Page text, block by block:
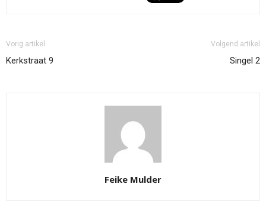
Vorig artikel
Kerkstraat 9
Volgend artikel
Singel 2
Feike Mulder